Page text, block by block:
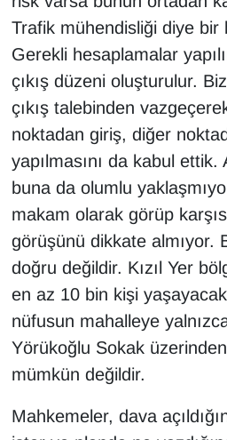
Trafik mühendisliği diye bir
Gerekli hesaplamalar
çıkış düzeni oluşturulur.
çıkış talebinden
noktadan giriş, diğer
yapılmasını da kabul ettik.
buna da olumlu
makam olarak görüp
görüşünü dikkate almıyor.
doğru değildir. Kızıl Yer
en az 10 bin kişi
nüfusun mahalleye
Yörükoğlu Sokak üzerinden
mümkün değildir.
Mahkemeler, dava